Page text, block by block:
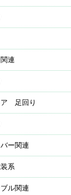
連
ア 足回り
ー関連
系
ル関連